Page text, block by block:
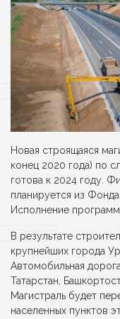
Новая строящаяся
конец 2020 года) по
готова к 2024 году.
планируется из
Исполнение
В результате
крупнейших города
Автомобильная
Татарстан,
Магистраль будет
населенных пунктов